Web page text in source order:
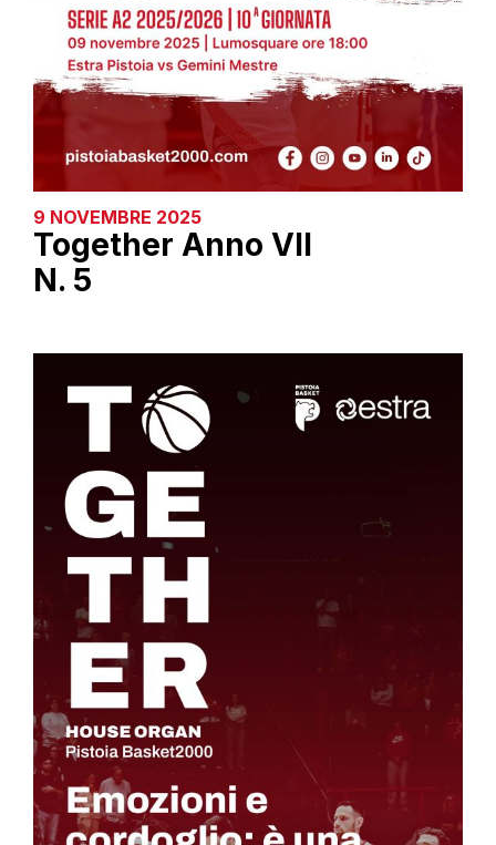
9 NOVEMBRE 2025
Together Anno VII
N. 5